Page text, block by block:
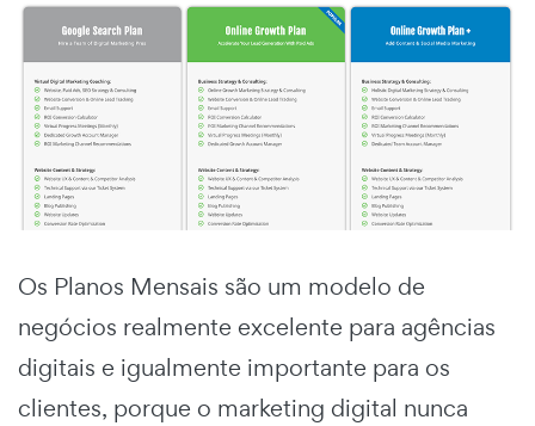
Os Planos Mensais são um modelo de
negócios realmente excelente para agências
digitais e igualmente importante para os
clientes, porque o marketing digital nunca